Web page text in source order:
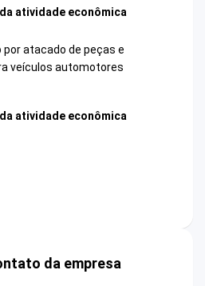
atividade econômica
por atacado de peças e
veículos automotores
atividade econômica
da empresa